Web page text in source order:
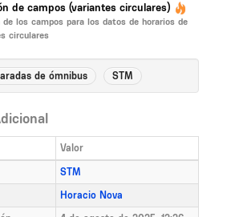
de campos (variantes circulares)
de los campos para los datos de horarios de
circulares
de ómnibus STM
Valor
STM
Horacio Nova